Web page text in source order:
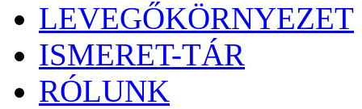
LEVEGŐKÖRNYEZET
ISMERET-TÁR
RÓLUNK